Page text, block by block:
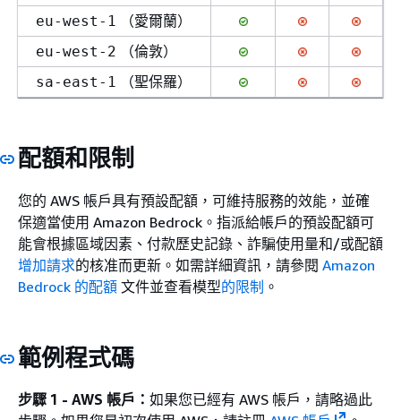
eu-west-1 （愛爾蘭）
eu-west-2 （倫敦）
sa-east-1 （聖保羅）
配額和限制
您的 AWS 帳戶具有預設配額，可維持服務的效能，並確
保適當使用 Amazon Bedrock。指派給帳戶的預設配額可
能會根據區域因素、付款歷史記錄、詐騙使用量和/或配額
增加請求的核准而更新。如需詳細資訊，請參閱 Amazon
Bedrock 的配額 文件並查看模型的限制 。
範例程式碼
步驟 1 - AWS 帳戶： 如果您已經有 AWS 帳戶，請略過此